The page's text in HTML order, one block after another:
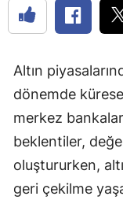
Altın
dönemde
merkez
beklentiler,
oluştururken,
geri çekilme